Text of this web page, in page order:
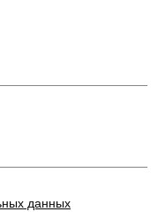
данных